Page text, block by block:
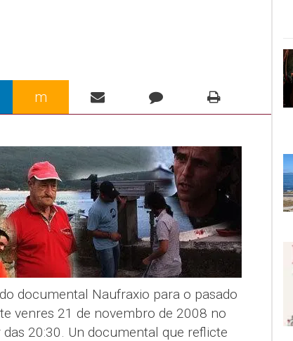
m
documental Naufraxio para o pasado
venres 21 de novembro de 2008 no
20:30. Un documental que reflicte